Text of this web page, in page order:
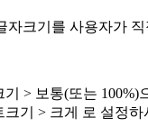
크기를 사용자가
> 보통(또는 100%)
기 > 크게 로 설정하